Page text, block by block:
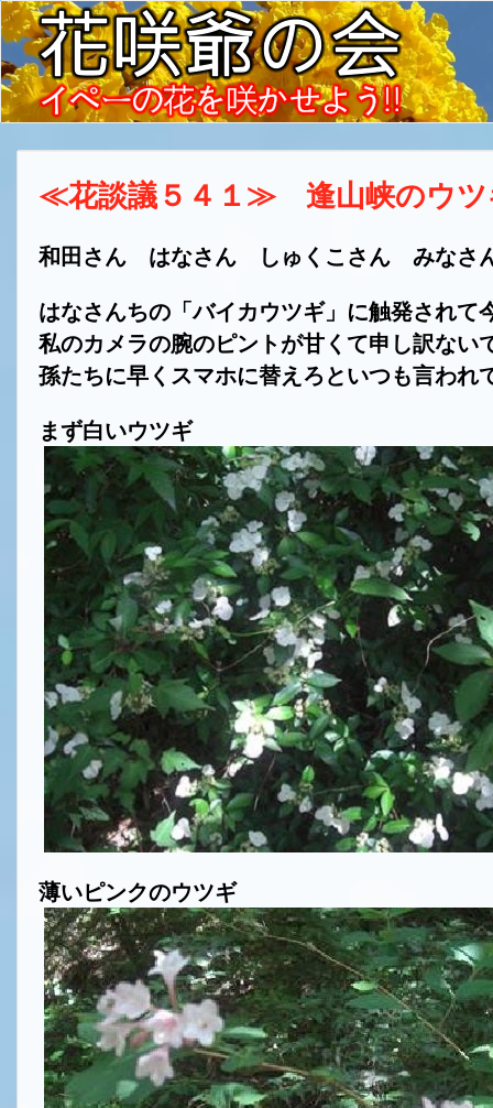
≪花談議５４１≫ 逢山峡のウ
和田さん はなさん しゅくこさん みなさ
はなさんちの「バイカウツギ」に触発されて
私のカメラの腕のピントが甘くて申し訳ない
孫たちに早くスマホに替えろといつも言われ
まず白いウツギ
薄いピンクのウツギ